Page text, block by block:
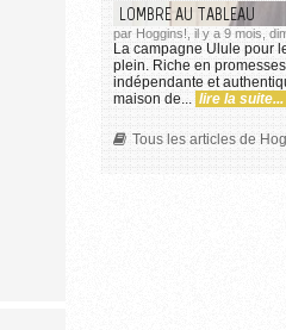
LOMBRE AU TABLEAU
par Hoggins!, il y a 9 mois,
La campagne Ulule pour
plein. Riche en
indépendante et
maison de...
lire la suite...
Tous les articles de